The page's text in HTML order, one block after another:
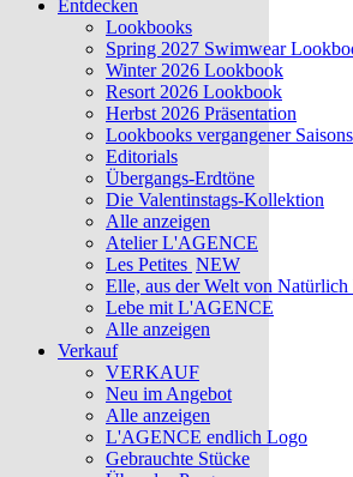
Entdecken
Lookbooks
Spring 2027 Swimwear
Winter 2026 Lookbook
Resort 2026 Lookbook
Herbst 2026 Präsentation
Lookbooks vergangener Saisons
Editorials
Übergangs-Erdtöne
Die Valentinstags-Kollektion
Alle anzeigen
Atelier L'AGENCE
Les Petites NEW
Elle, aus der Welt von Natürlich
Lebe mit L'AGENCE
Alle anzeigen
Verkauf
VERKAUF
Neu im Angebot
Alle anzeigen
L'AGENCE endlich Logo
Gebrauchte Stücke